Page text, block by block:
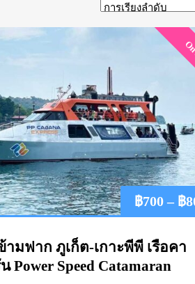
฿700 – ฿
ามฟาก ภูเก็ต-เกาะพีพี เรือคา
Power Speed Catamaran